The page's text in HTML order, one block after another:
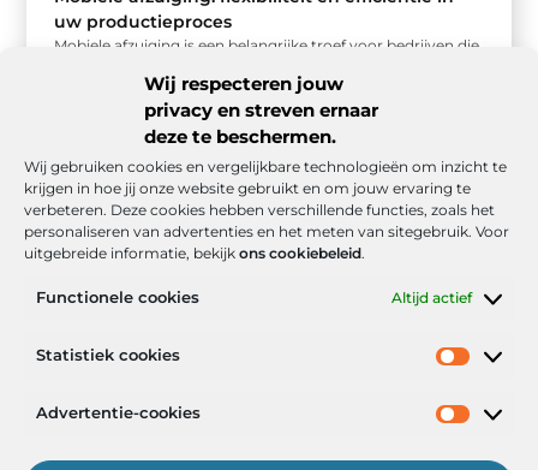
Wij respecteren jouw
privacy en streven ernaar
deze te beschermen.
Wij gebruiken cookies en vergelijkbare technologieën om inzicht te
krijgen in hoe jij onze website gebruikt en om jouw ervaring te
verbeteren. Deze cookies hebben verschillende functies, zoals het
personaliseren van advertenties en het meten van sitegebruik. Voor
uitgebreide informatie, bekijk ons cookiebeleid.
Functionele cookies Altijd actief
Statistiek cookies
Advertentie-cookies
uw productieproces
Mobiele afzuiging is een belangrijke troef voor bedrijven die
productieomgeving. In sectoren zoals ...
Onze informatie